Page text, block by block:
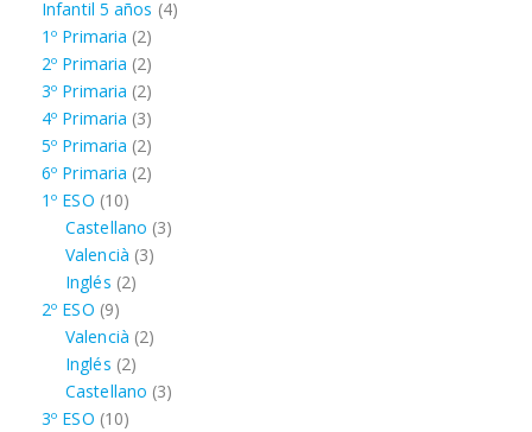
productos
Infantil 5 años 44
1º Primaria 22
productos
2º Primaria 22
productos
3º Primaria 22
productos
4º Primaria 33
productos
5º Primaria 22
productos
6º Primaria 22
1º ESO 1010
productos
Castellano 33
Valencià 33
Inglés 22
2º ESO 99
productos
Valencià 22
Inglés 22
productos
Castellano 33
3º ESO 1010